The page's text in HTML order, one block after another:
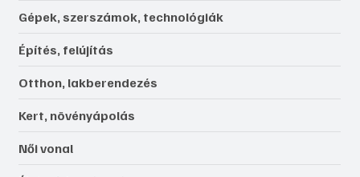
Gépek, szerszámok, technológiák
Építés, felújítás
Otthon, lakberendezés
Kert, növényápolás
Női vonal